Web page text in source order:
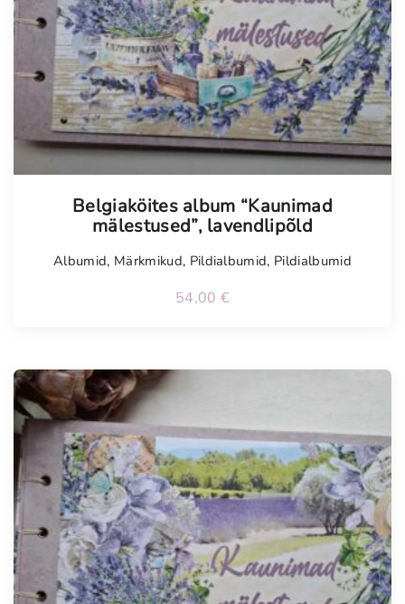
Belgiaköites album “Kaunimad
mälestused”, lavendlipõld
Albumid, Märkmikud, Pildialbumid, Pildialbumid
54,00 €